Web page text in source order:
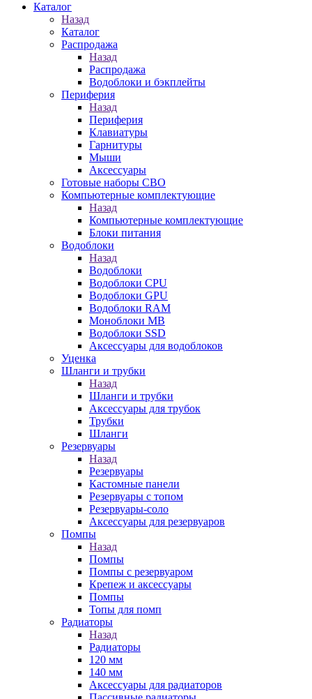
Каталог
Назад
Каталог
Распродажа
Назад
Распродажа
Водоблоки и бэкплейты
Периферия
Назад
Периферия
Клавиатуры
Гарнитуры
Мыши
Аксессуары
Готовые наборы СВО
Компьютерные комплектующие
Назад
Компьютерные комплектующие
Блоки питания
Водоблоки
Назад
Водоблоки
Водоблоки CPU
Водоблоки GPU
Водоблоки RAM
Моноблоки MB
Водоблоки SSD
Аксессуары для водоблоков
Уценка
Шланги и трубки
Назад
Шланги и трубки
Аксессуары для трубок
Трубки
Шланги
Резервуары
Назад
Резервуары
Кастомные панели
Резервуары с топом
Резервуары-соло
Аксессуары для резервуаров
Помпы
Назад
Помпы
Помпы с резервуаром
Крепеж и аксессуары
Помпы
Топы для помп
Радиаторы
Назад
Радиаторы
120 мм
140 мм
Аксессуары для радиаторов